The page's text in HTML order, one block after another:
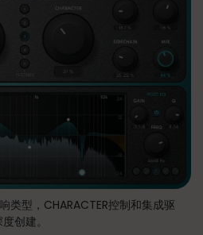
类型，CHARACTER控制和集成驱
创建。